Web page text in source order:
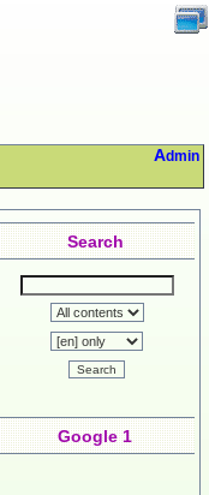
Admin
Search
Search
Google 1